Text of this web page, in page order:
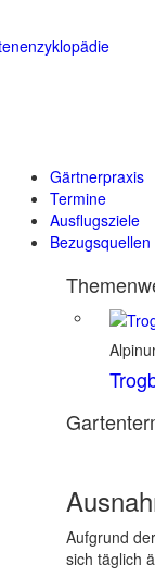
Gärtnerpraxis
Termine
Aufgrund
sich täglich
Ausflugsziele
Bezugsquellen